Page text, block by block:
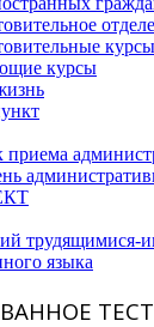
курсы
курсы
приема
трудящимися-
языка